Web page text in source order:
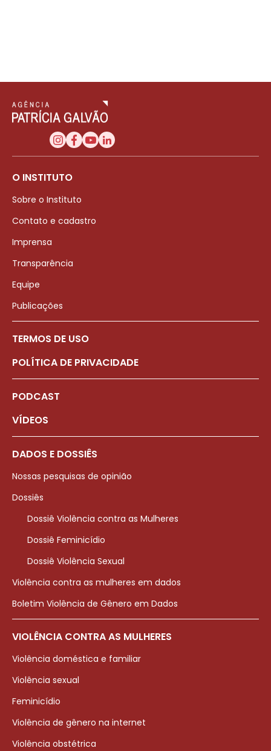
O INSTITUTO
Sobre o Instituto
Contato e cadastro
Imprensa
Transparência
Equipe
Publicações
TERMOS DE USO
POLÍTICA DE PRIVACIDADE
PODCAST
VÍDEOS
DADOS E DOSSIÊS
Nossas pesquisas de opinião
Dossiês
Dossiê Violência contra as Mulheres
Dossiê Feminicídio
Dossiê Violência Sexual
Violência contra as mulheres em dados
Boletim Violência de Gênero em Dados
VIOLÊNCIA CONTRA AS MULHERES
Violência doméstica e familiar
Violência sexual
Feminicídio
Violência de gênero na internet
Violência obstétrica